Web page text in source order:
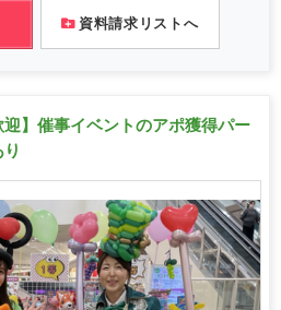
資料請求リストへ
迎】催事イベントのアポ獲得パー